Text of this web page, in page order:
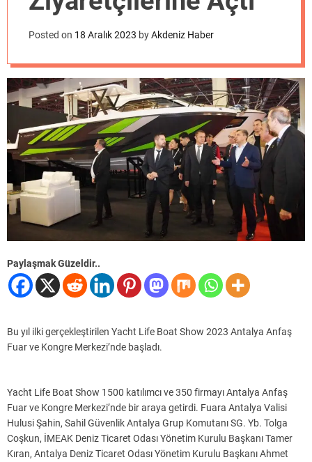
Posted on 18 Aralık 2023 byAkdeniz Haber
Paylaşmak Güzeldir..
Bu yıl ilki gerçekleştirilen Yacht Life Boat Show 2023 Antalya Anfaş
Fuar ve Kongre Merkezi’nde başladı.
Yacht Life Boat Show 1500 katılımcı ve 350 firmayı Antalya Anfaş
Fuar ve Kongre Merkezi’nde bir araya getirdi. Fuara Antalya Valisi
Hulusi Şahin, Sahil Güvenlik Antalya Grup Komutanı SG. Yb. Tolga
Coşkun, İMEAK Deniz Ticaret Odası Yönetim Kurulu Başkanı Tamer
Kıran, Antalya Deniz Ticaret Odası Yönetim Kurulu Başkanı Ahmet